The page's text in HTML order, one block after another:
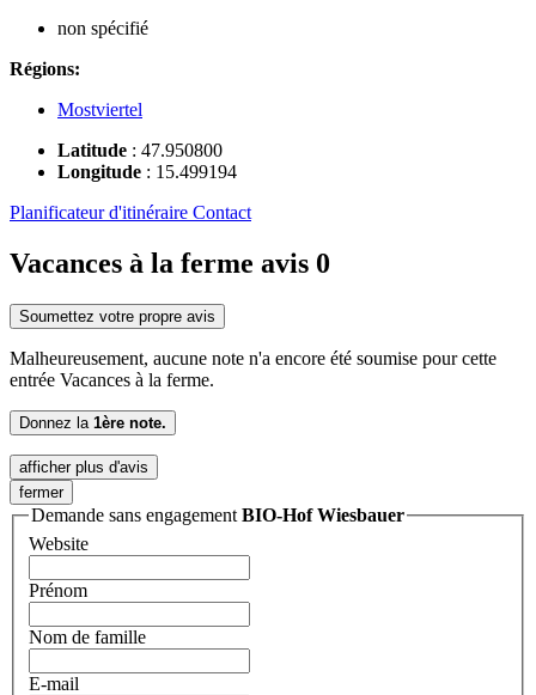
non spécifié
Régions:
Mostviertel
Latitude : 47.950800
Longitude : 15.499194
Planificateur d'itinéraire Contact
Vacances à la ferme avis 0
Soumettez votre propre avis
Malheureusement, aucune note n'a encore été soumise pour cette
entrée Vacances à la ferme.
Donnez la 1ère note.
afficher plus d'avis
fermer
Demande sans engagement BIO-Hof Wiesbauer
Website
Prénom
Nom de famille
E-mail